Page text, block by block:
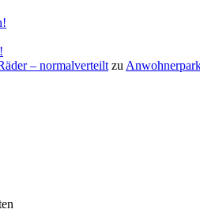
– normalverteilt zu